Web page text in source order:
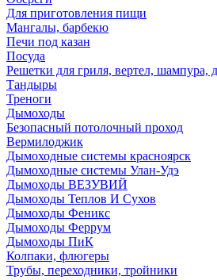
Для приготовления пищи
Мангалы, барбекю
Печи под казан
Посуда
Решетки для гриля, вертел, шампура,
Тандыры
Треноги
Дымоходы
Безопасный потолочный проход
Вермилоджик
Дымоходные системы красноярск
Дымоходные системы Улан-Удэ
Дымоходы ВЕЗУВИЙ
Дымоходы Теплов И Сухов
Дымоходы Феникс
Дымоходы Феррум
Дымоходы ПиК
Колпаки, флюгеры
Трубы, переходники, тройники